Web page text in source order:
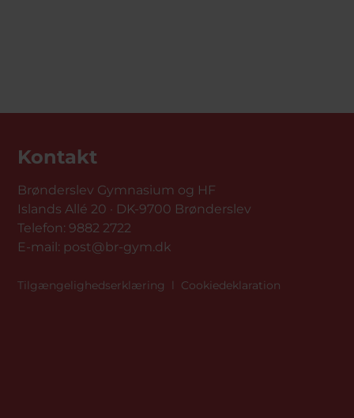
Kontakt
Brønderslev Gymnasium og HF
Islands Allé 20 · DK-9700 Brønderslev
Telefon: 9882 2722
E-mail: post@br-gym.dk
Tilgængelighedserklæring l Cookiedeklaration